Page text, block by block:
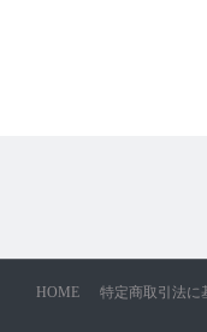
HOME 特定商取引法に